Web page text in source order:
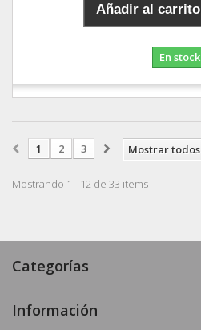
Añadir al carrito
En stock
Mostrar todos
1 2 3
Mostrando 1 - 12 de 33 items
Categorías
Información